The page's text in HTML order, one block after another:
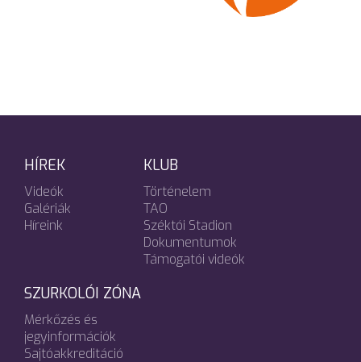
HÍREK
Videók
Galériák
Híreink
KLUB
Történelem
TAO
Széktói Stadion
Dokumentumok
Támogatói videók
SZURKOLÓI ZÓNA
Mérkőzés és
jegyinformációk
Sajtóakkreditáció